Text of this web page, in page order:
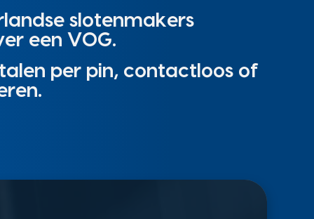
slotenmakers
een VOG.
per pin, contactloos of